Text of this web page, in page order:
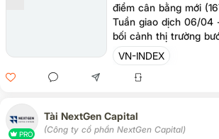
- 1.770 điểm.
điểm cân bằng mới
Tuần giao dịch 06/04
bối cảnh thị trường
bão hòa thông tin. Sự
biến số vĩ mô và
trong nước khiến
VN-INDEX
PRO
Tài NextGen Capital
(Công ty cổ phần NextGen Capital)